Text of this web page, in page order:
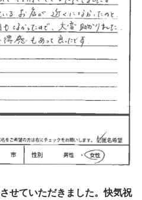
せていただきました。快気祝